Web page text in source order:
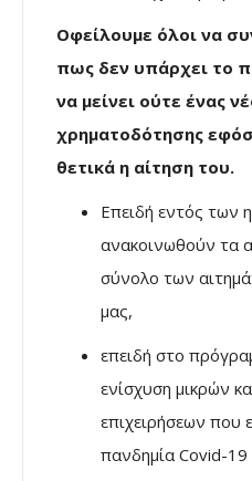
Οφείλουμε όλοι να
πως δεν υπάρχει το
να μείνει ούτε ένας
χρηματοδότησης
θετικά η αίτηση του.
Επειδή εντός των
ανακοινωθούν τα
σύνολο των
μας,
επειδή στο
ενίσχυση μικρών
επιχειρήσεων που
πανδημία Covid-